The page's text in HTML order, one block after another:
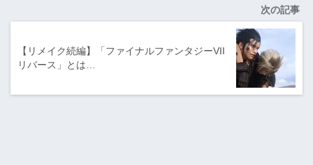
次の記事
【リメイク続編】「ファイナルファンタジーVII
リバース」とは…